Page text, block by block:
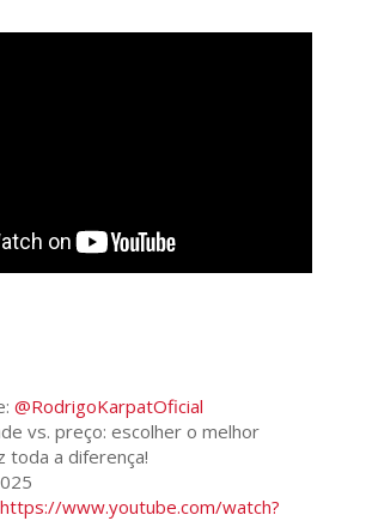
@RodrigoKarpatOficial
vs. preço: escolher o melhor
toda a diferença!
https://www.youtube.com/watch?